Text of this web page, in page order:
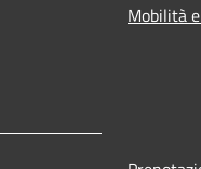
Mobilità